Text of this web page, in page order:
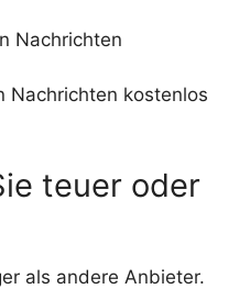
Nachrichten
Nachrichten kostenlos
teuer oder
als andere Anbieter.